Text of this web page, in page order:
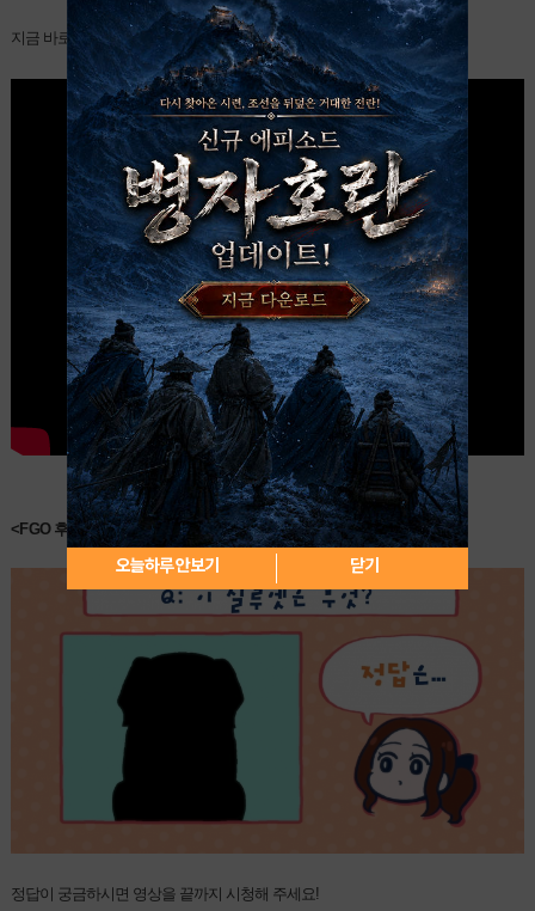
지금 바로 확인해 보세요!
<FGO 후지마루 리츠카는 잘 모르겠다> 퀴즈 타임!
정답이 궁금하시면 영상을 끝까지 시청해 주세요!
오늘하루 안보기 닫기